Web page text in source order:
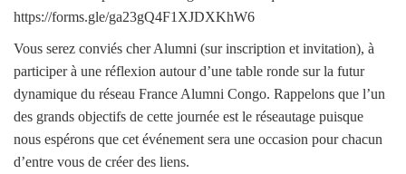
https://forms.gle/ga23gQ4F1XJDXKhW6
Vous serez conviés cher Alumni (sur inscription et invitation), à
participer à une réflexion autour d’une table ronde sur la futur
dynamique du réseau France Alumni Congo. Rappelons que l’un
des grands objectifs de cette journée est le réseautage puisque
nous espérons que cet événement sera une occasion pour chacun
d’entre vous de créer des liens.